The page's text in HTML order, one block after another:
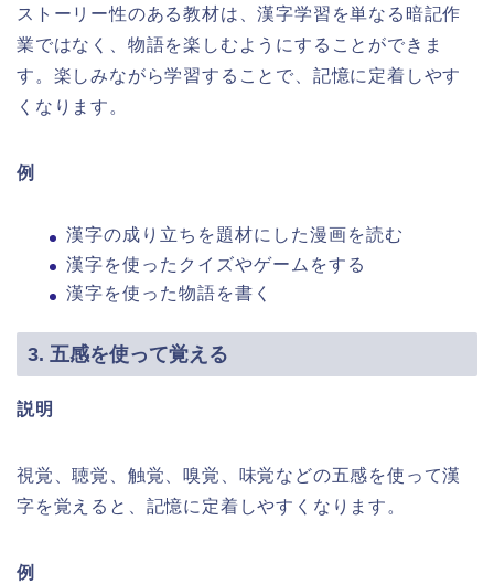
ストーリー性のある教材は、漢字学習を単なる暗記作
業ではなく、物語を楽しむようにすることができま
す。楽しみながら学習することで、記憶に定着しやす
くなります。
例
漢字の成り立ちを題材にした漫画を読む
漢字を使ったクイズやゲームをする
漢字を使った物語を書く
3. 五感を使って覚える
説明
視覚、聴覚、触覚、嗅覚、味覚などの五感を使って漢
字を覚えると、記憶に定着しやすくなります。
例